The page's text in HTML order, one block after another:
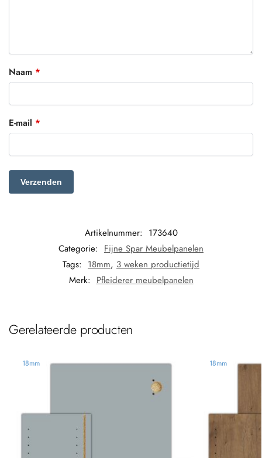
Naam *
E-mail *
Artikelnummer: 173640
Categorie: Fijne Spar Meubelpanelen
Tags: 18mm 3 weken productietijd
Merk: Pfleiderer meubelpanelen
Gerelateerde producten
18mm 18mm